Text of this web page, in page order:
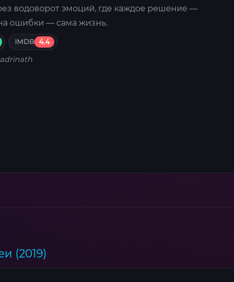
водоворот эмоций, где каждое решение —
ошибки — сама жизнь.
IMDB 4.4
(2019)